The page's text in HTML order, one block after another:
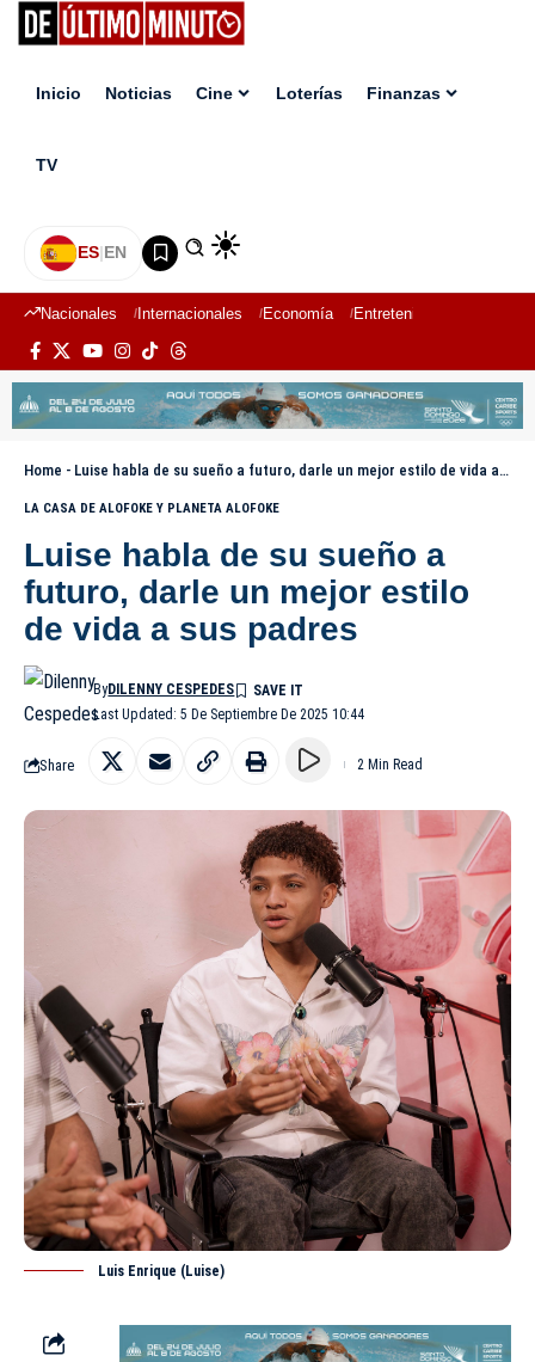
Inicio Noticias Cine Loterías Finanzas
TV
ES|EN
Nacionales Internacionales Economía Entretenimiento
Home - Luise habla de su sueño a futuro, darle un mejor estilo de vida a sus padres
LA CASA DE ALOFOKE Y PLANETA ALOFOKE
Luise habla de su sueño a
futuro, darle un mejor estilo
de vida a sus padres
Last Updated: 5 De Septiembre De 2025 10:44
ByDILENNY CESPEDES
Share 2 Min Read
Luis Enrique (Luise)